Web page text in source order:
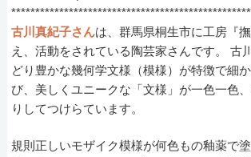
古川真紀子さんは、群馬県桐生市に工房『
え、活動をされている陶芸家さんです。 古
どり豊かな幾何学文様（模様）が特徴で細
び、美しくユニークな「文様」が一色一色
りしてつけらています。
規則正しいモザイク模様が何色もの釉薬で